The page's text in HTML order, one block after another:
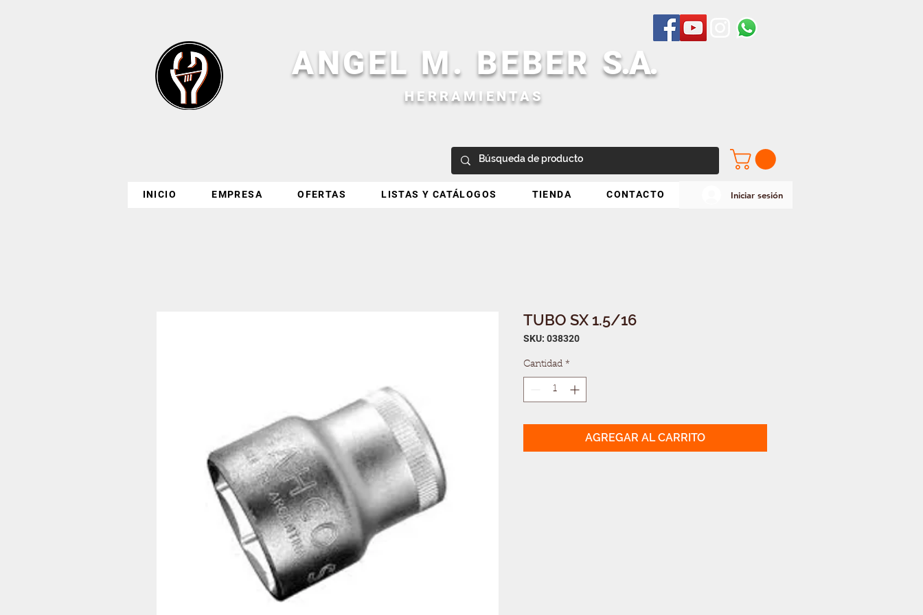
ANGEL M. BEBER S.A.
HERRAMIENTAS
INICIO EMPRESA OFERTAS LISTAS Y CATÁLOGOS TIENDA CONTACTO Iniciar sesión
TUBO SX 1.5/16
SKU: 038320
Cantidad *
AGREGAR AL CARRITO